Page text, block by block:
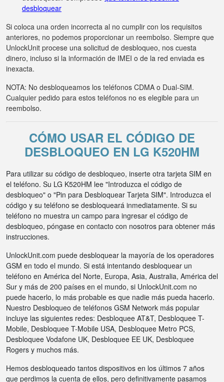
desbloquear
Si coloca una orden incorrecta al no cumplir con los requisitos
anteriores, no podemos proporcionar un reembolso. Siempre que
UnlockUnit procese una solicitud de desbloqueo, nos cuesta
dinero, incluso si la información de IMEI o de la red enviada es
inexacta.
NOTA: No desbloqueamos los teléfonos CDMA o Dual-SIM.
Cualquier pedido para estos teléfonos no es elegible para un
reembolso.
CÓMO USAR EL CÓDIGO DE
DESBLOQUEO EN LG K520HM
Para utilizar su código de desbloqueo, inserte otra tarjeta SIM en
el teléfono. Su LG K520HM lee "Introduzca el código de
desbloqueo" o "Pin para Desbloquear Tarjeta SIM". Introduzca el
código y su teléfono se desbloqueará inmediatamente. Si su
teléfono no muestra un campo para ingresar el código de
desbloqueo, póngase en contacto con nosotros para obtener más
instrucciones.
UnlockUnit.com puede desbloquear la mayoría de los operadores
GSM en todo el mundo. Si está intentando desbloquear un
teléfono en América del Norte, Europa, Asia, Australia, América del
Sur y más de 200 países en el mundo, si UnlockUnit.com no
puede hacerlo, lo más probable es que nadie más pueda hacerlo.
Nuestro Desbloqueo de teléfonos GSM Network más popular
incluye las siguientes redes: Desbloquee AT&T, Desbloquee T-
Mobile, Desbloquee T-Mobile USA, Desbloquee Metro PCS,
Desbloquee Vodafone UK, Desbloquee EE UK, Desbloquee
Rogers y muchos más.
Hemos desbloqueado tantos dispositivos en los últimos 7 años
que perdimos la cuenta de ellos, pero definitivamente pasamos